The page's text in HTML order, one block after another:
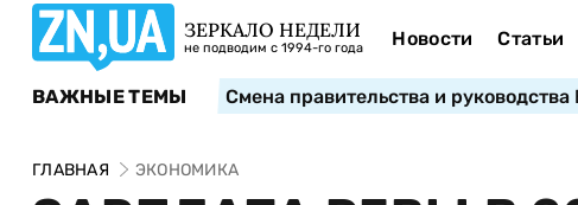
ЗЕРКАЛО НЕДЕЛИ
не подводим с 1994-го года Новости Статьи
ВАЖНЫЕ ТЕМЫ Смена правительства и руководства
ГЛАВНАЯ ЭКОНОМИКА